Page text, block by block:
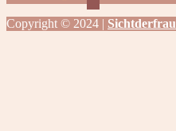
Copyright © 2024 | Sichtderfrau